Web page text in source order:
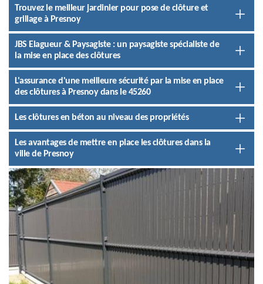
Trouvez le meilleur jardinier pour pose de clôture et
grillage à Presnoy
JBS Elagueur & Paysagiste : un paysagiste spécialiste de
la mise en place des clôtures
L'assurance d'une meilleure sécurité par la mise en place
des clôtures à Presnoy dans le 45260
Les clôtures en béton au niveau des propriétés
Les avantages de mettre en place les clôtures dans la
ville de Presnoy